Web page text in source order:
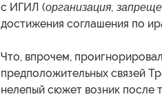
с ИГИЛ (организация,
достижения соглашения по
Что, впрочем,
предположительных связей
нелепый сюжет возник после